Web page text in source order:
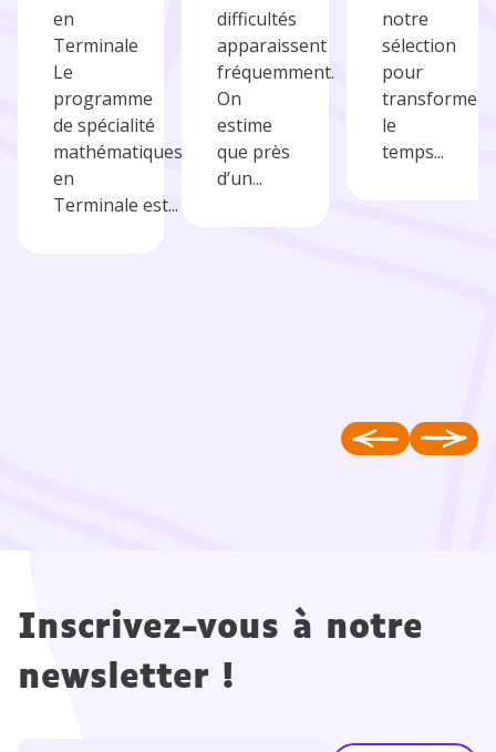
en
Terminale
Le
programme
de spécialité
mathématiques
en
Terminale est...
difficultés
apparaissent
fréquemment.
On
estime
que près
d’un...
notre
sélection
pour
transformer
le
temps...
Inscrivez-vous à notre
newsletter !